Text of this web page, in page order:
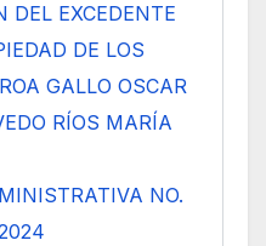
DEL EXCEDENTE
DE LOS
GALLO OSCAR
RÍOS MARÍA
NO.